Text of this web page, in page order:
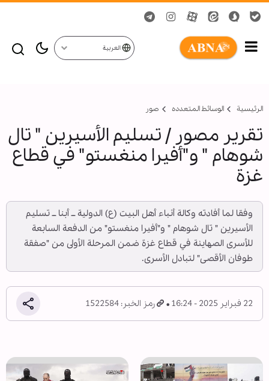
العربية
الرئيسية الوسائط المتعدده صور
تقرير مصور / تسليم الأسيرين " تال
شوهام " و"أفيرا منغستو" في قطاع
غزة
وفقا لما أفادته وكالة أنباء أهل البيت (ع) الدولية ــ أبنا ــ تسليم
الأسيرين " تال شوهام " و"أفيرا منغستو" من الدفعة السابعة
للأسرى الصهاينة في قطاع غزة ضمن المرحلة الأولى من "صفقة
طوفان الأقصى" لتبادل الأسرى.
22 فبراير 2025 - 16:24 رمز الخبر: 1522584